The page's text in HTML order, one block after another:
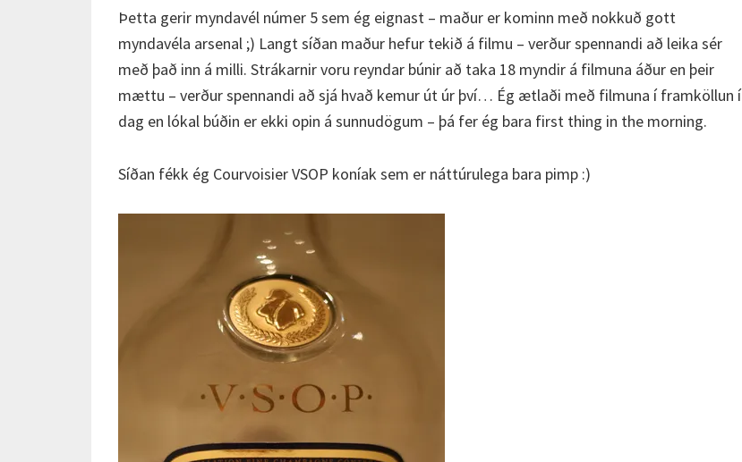
Þetta gerir myndavél númer 5 sem ég eignast – maður er kominn með nokkuð gott
myndavéla arsenal ;) Langt síðan maður hefur tekið á filmu – verður spennandi að leika sér
með það inn á milli. Strákarnir voru reyndar búnir að taka 18 myndir á filmuna áður en þeir
mættu – verður spennandi að sjá hvað kemur út úr því… Ég ætlaði með filmuna í framköllun í
dag en lókal búðin er ekki opin á sunnudögum – þá fer ég bara first thing in the morning.
Síðan fékk ég Courvoisier VSOP koníak sem er náttúrulega bara pimp :)